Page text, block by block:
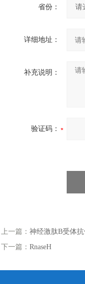
省份：
详细地址：
补充说明：
验证码：
上一篇： 神经激肽B受体
下一篇： RnaseH